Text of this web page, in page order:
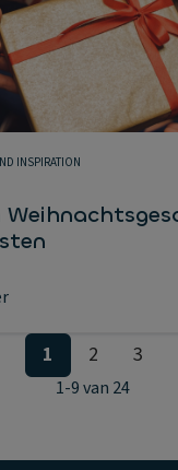
INSPIRATION
1 2 3
1-9van 24